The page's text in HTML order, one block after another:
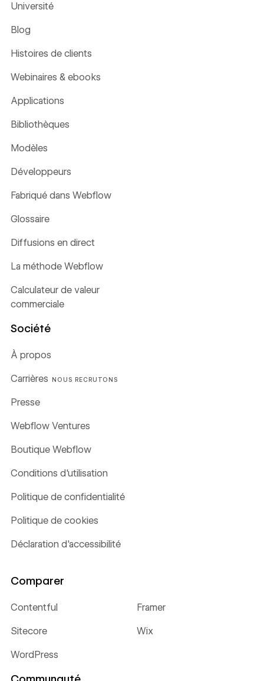
Université
Blog
Histoires de clients
Webinaires & ebooks
Applications
Bibliothèques
Modèles
Développeurs
Fabriqué dans Webflow
Glossaire
Diffusions en direct
La méthode Webflow
Calculateur de valeur
commerciale
Société
À propos
Carrières NOUS RECRUTONS
Presse
Webflow Ventures
Boutique Webflow
Conditions d'utilisation
Politique de confidentialité
Politique de cookies
Déclaration d'accessibilité
Comparer
Contentful Framer
Sitecore Wix
WordPress